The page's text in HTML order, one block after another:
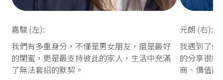
嘉駿 (左):
我們有多重身分，不僅是男女朋友，還是最好
的閨蜜，更是最支持彼此的家人，生活中充滿
了無法套招的默契。
元朗 (右):
我遇到了
的分享很細
商、價值觀